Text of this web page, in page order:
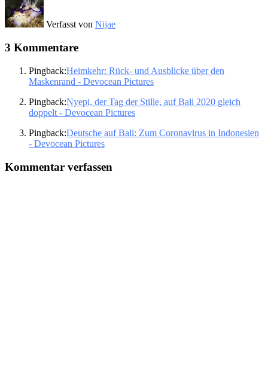
Verfasst von Nijae
3 Kommentare
Pingback:Heimkehr: Rück- und Ausblicke über den
Maskenrand - Devocean Pictures
Pingback:Nyepi, der Tag der Stille, auf Bali 2020 gleich
doppelt - Devocean Pictures
Pingback:Deutsche auf Bali: Zum Coronavirus in Indonesien
- Devocean Pictures
Kommentar verfassen